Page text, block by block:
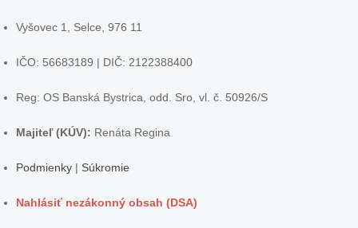
Vyšovec 1, Selce, 976 11
IČO: 56683189 | DIČ: 2122388400
Reg: OS Banská Bystrica, odd. Sro, vl. č. 50926/S
Majiteľ (KÚV): Renáta Regina
Podmienky | Súkromie
Nahlásiť nezákonný obsah (DSA)